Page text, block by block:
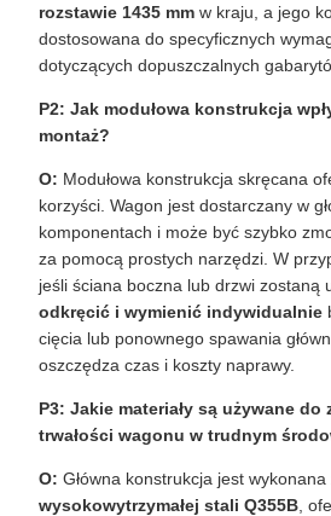
rozstawie 1435 mm w kraju, a jego
dostosowana do specyficznych
dotyczących dopuszczalnych
P2: Jak modułowa konstrukcja
montaż?
O: Modułowa konstrukcja skręcana
korzyści. Wagon jest dostarczany w
komponentach i może być szybko
za pomocą prostych narzędzi. W
jeśli ściana boczna lub drzwi zostaną
odkręcić i wymienić indywidualnie
cięcia lub ponownego spawania
oszczędza czas i koszty naprawy.
P3: Jakie materiały są używane do
trwałości wagonu w trudnym
O: Główna konstrukcja jest wykonana
wysokowytrzymałej stali Q355B ,